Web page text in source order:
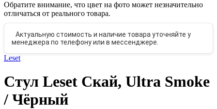
Обратите внимание, что цвет на фото может незначительно
отличаться от реального товара.
Актуальную стоимость и наличие товара уточняйте у
менеджера по телефону или в мессенджере.
Leset
Стул Leset Скай, Ultra Smoke
/ Чёрный